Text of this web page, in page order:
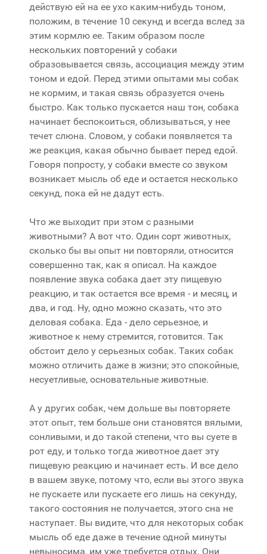
действую ей на ее ухо каким-нибудь тоном,
положим, в течение 10 секунд и всегда вслед за
этим кормлю ее. Таким образом после
нескольких повторений у собаки
образовывается связь, ассоциация между этим
тоном и едой. Перед этими опытами мы собак
не кормим, и такая связь образуется очень
быстро. Как только пускается наш тон, собака
начинает беспокоиться, облизываться, у нее
течет слюна. Словом, у собаки появляется та
же реакция, какая обычно бывает перед едой.
Говоря попросту, у собаки вместе со звуком
возникает мысль об еде и остается несколько
секунд, пока ей не дадут есть.
Что же выходит при этом с разными
животными? А вот что. Один сорт животных,
сколько бы вы опыт ни повторяли, относится
совершенно так, как я описал. На каждое
появление звука собака дает эту пищевую
реакцию, и так остается все время - и месяц, и
два, и год. Ну, одно можно сказать, что это
деловая собака. Еда - дело серьезное, и
животное к нему стремится, готовится. Так
обстоит дело у серьезных собак. Таких собак
можно отличить даже в жизни; это спокойные,
несуетливые, основательные животные.
А у других собак, чем дольше вы повторяете
этот опыт, тем больше они становятся вялыми,
сонливыми, и до такой степени, что вы суете в
рот еду, и только тогда животное дает эту
пищевую реакцию и начинает есть. И все дело
в вашем звуке, потому что, если вы этого звука
не пускаете или пускаете его лишь на секунду,
такого состояния не получается, этого сна не
наступает. Вы видите, что для некоторых собак
мысль об еде даже в течение одной минуты
невыносима, им уже требуется отдых. Они